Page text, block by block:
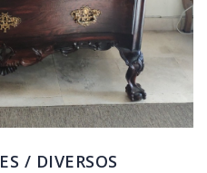
/ DIVERSOS